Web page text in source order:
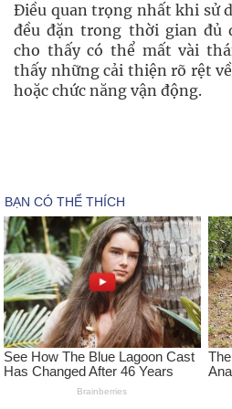
Điều quan trọng nhất khi sử
đều đặn trong thời gian đủ
cho thấy có thể mất vài
thấy những cải thiện rõ rệt
hoặc chức năng vận động.